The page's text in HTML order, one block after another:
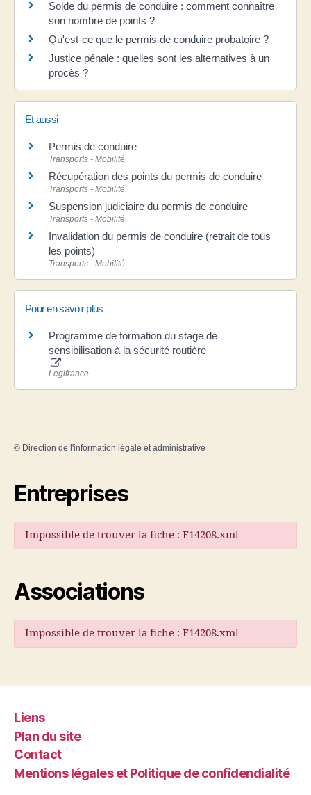
Solde du permis de conduire : comment connaître
son nombre de points ?
Qu'est-ce que le permis de conduire probatoire ?
Justice pénale : quelles sont les alternatives à un
procès ?
Et aussi
Permis de conduire
Transports - Mobilité
Récupération des points du permis de conduire
Transports - Mobilité
Suspension judiciaire du permis de conduire
Transports - Mobilité
Invalidation du permis de conduire (retrait de tous
les points)
Transports - Mobilité
Pour en savoir plus
Programme de formation du stage de
sensibilisation à la sécurité routière
Legifrance
© Direction de l'information légale et administrative
Entreprises
Impossible de trouver la fiche : F14208.xml
Associations
Impossible de trouver la fiche : F14208.xml
Liens
Plan du site
Contact
Mentions légales et Politique de confidendialité